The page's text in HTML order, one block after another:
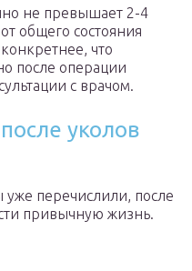
не превышает 2-4
общего состояния
что
после операции
с врачом.
уколов
перечислили, после
привычную жизнь.